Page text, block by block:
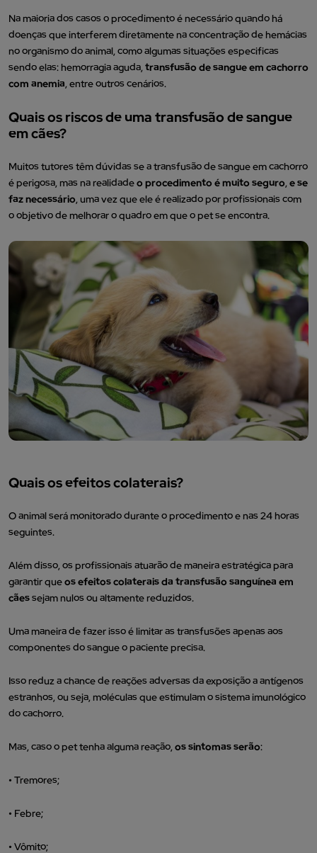
Na maioria dos casos o procedimento é necessário quando há
doenças que interferem diretamente na concentração de hemácias
no organismo do animal, como algumas situações especificas
sendo elas: hemorragia aguda,transfusão de sangue em cachorro
com anemia, entre outros cenários.
Quais os riscos de uma transfusão de sangue
em cães?
Muitos tutores têm dúvidas se a transfusão de sangue em cachorro
é perigosa, mas na realidadeo procedimento é muito seguro,e se
faz necessário, uma vez que ele é realizado por profissionais com
o objetivo de melhorar o quadro em que o pet se encontra.
Quais os efeitos colaterais?
O animal será monitorado durante o procedimento e nas 24 horas
seguintes.
Além disso, os profissionais atuarão de maneira estratégica para
garantir queos efeitos colaterais da transfusão sanguínea em
cãessejam nulos ou altamente reduzidos.
Uma maneira de fazer isso é limitar as transfusões apenas aos
componentes do sangue o paciente precisa.
Isso reduz a chance de reações adversas da exposição a antígenos
estranhos, ou seja, moléculas que estimulam o sistema imunológico
do cachorro.
Mas, caso o pet tenha alguma reação,os sintomas serão:
• Tremores;
• Febre;
• Vômito;